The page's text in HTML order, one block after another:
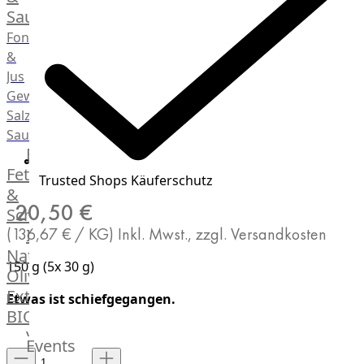
Saucen
Fonds
&
Jus
Gewürze
Salz
Saucen
Butter,
Fett
&
Schmalz
ItalianBar
Natives
Olivenöl
Extra
BIO
Veggie
Hardware
Events
Trusted Shops Käuferschutz
20,50 €
(136,67 € / KG) Inkl. Mwst., zzgl. Versandkosten
150 g (5x 30 g)
Etwas ist schiefgegangen.